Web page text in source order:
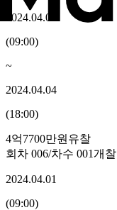
2024.04.04
(09:00)
~
2024.04.04
(18:00)
4억7700만원 유찰
회차 006/차수 001개찰
2024.04.01
(09:00)